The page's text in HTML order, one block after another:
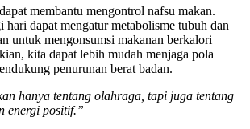
membantu mengontrol nafsu makan.
dapat mengatur metabolisme tubuh dan
untuk mengonsumsi makanan berkalori
kita dapat lebih mudah menjaga pola
penurunan berat badan.
hanya tentang olahraga, tapi juga tentang
energi positif.”